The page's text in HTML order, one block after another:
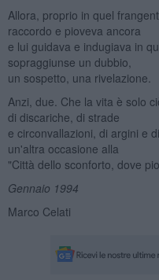
Allora, proprio in quel
raccordo e pioveva ancora
e lui guidava e indugiava in
sopraggiunse un dubbio,
un sospetto, una rivelazione.
Anzi, due. Che la vita è solo
di discariche, di strade
e circonvallazioni, di argini e
un'altra occasione alla
"Città dello sconforto, dove
Gennaio 1994
Marco Celati